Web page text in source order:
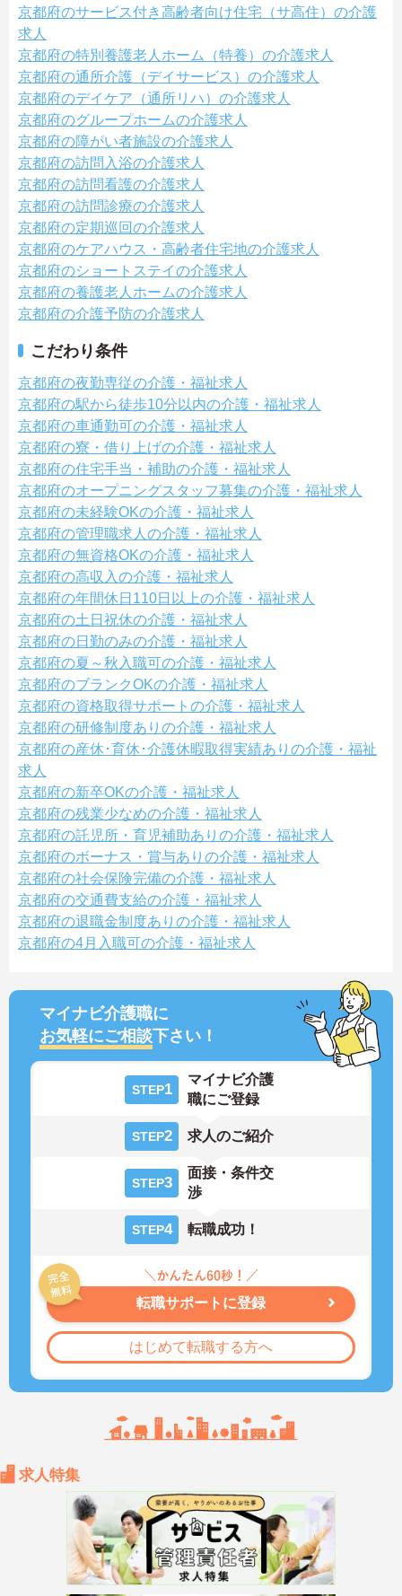
京都府のサービス付き高齢者向け住宅（サ高住）の介護
求人
京都府の特別養護老人ホーム（特養）の介護求人
京都府の通所介護（デイサービス）の介護求人
京都府のデイケア（通所リハ）の介護求人
京都府のグループホームの介護求人
京都府の障がい者施設の介護求人
京都府の訪問入浴の介護求人
京都府の訪問看護の介護求人
京都府の訪問診療の介護求人
京都府の定期巡回の介護求人
京都府のケアハウス・高齢者住宅地の介護求人
京都府のショートステイの介護求人
京都府の養護老人ホームの介護求人
京都府の介護予防の介護求人
こだわり条件
京都府の夜勤専従の介護・福祉求人
京都府の駅から徒歩10分以内の介護・福祉求人
京都府の車通勤可の介護・福祉求人
京都府の寮・借り上げの介護・福祉求人
京都府の住宅手当・補助の介護・福祉求人
京都府のオープニングスタッフ募集の介護・福祉求人
京都府の未経験OKの介護・福祉求人
京都府の管理職求人の介護・福祉求人
京都府の無資格OKの介護・福祉求人
京都府の高収入の介護・福祉求人
京都府の年間休日110日以上の介護・福祉求人
京都府の土日祝休の介護・福祉求人
京都府の日勤のみの介護・福祉求人
京都府の夏～秋入職可の介護・福祉求人
京都府のブランクOKの介護・福祉求人
京都府の資格取得サポートの介護・福祉求人
京都府の研修制度ありの介護・福祉求人
京都府の産休･育休･介護休暇取得実績ありの介護・福祉
求人
京都府の新卒OKの介護・福祉求人
京都府の残業少なめの介護・福祉求人
京都府の託児所・育児補助ありの介護・福祉求人
京都府のボーナス・賞与ありの介護・福祉求人
京都府の社会保険完備の介護・福祉求人
京都府の交通費支給の介護・福祉求人
京都府の退職金制度ありの介護・福祉求人
京都府の4月入職可の介護・福祉求人
マイナビ介護職に
お気軽にご相談下さい！
STEP1
マイナビ介護
職にご登録
STEP2 求人のご紹介
STEP3
面接・条件交
渉
STEP4 転職成功！
転職サポートに登録
はじめて転職する方へ
求人特集